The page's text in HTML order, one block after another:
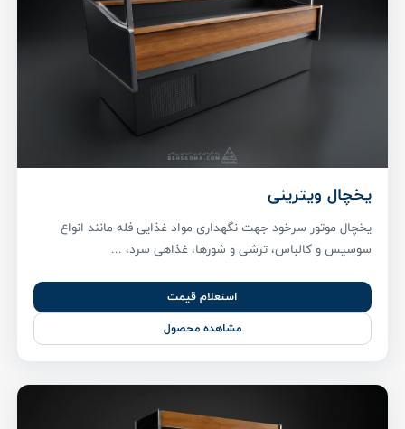
یخچال ویترینی
یخچال موتور سرخود جهت نگهداری مواد غذایی فله مانند انواع
سوسیس و کالباس، ترشی و شورها، غذاهی سرد، ...
استعلام قیمت
مشاهده محصول